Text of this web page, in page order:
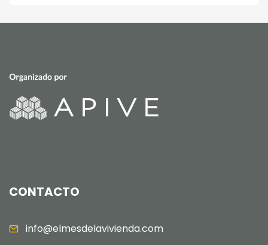
CONTACTO
info@elmesdelavivienda.com